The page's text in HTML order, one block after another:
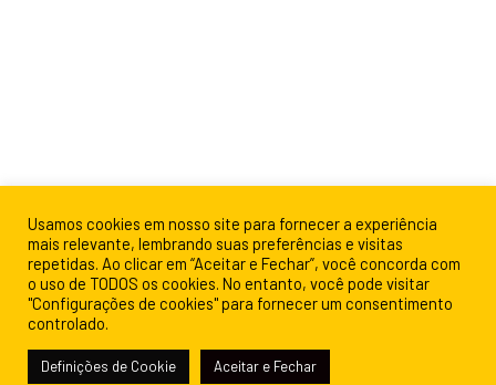
Usamos cookies em nosso site para fornecer a experiência
mais relevante, lembrando suas preferências e visitas
repetidas. Ao clicar em “Aceitar e Fechar”, você concorda com
o uso de TODOS os cookies. No entanto, você pode visitar
"Configurações de cookies" para fornecer um consentimento
controlado.
Definições de Cookie Aceitar e Fechar